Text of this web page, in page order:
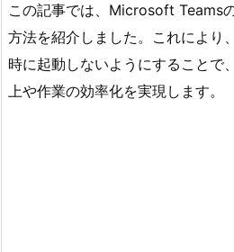
この記事では、Microsoft Teams
方法を紹介しました。これにより
時に起動しないようにすることで
上や作業の効率化を実現します。